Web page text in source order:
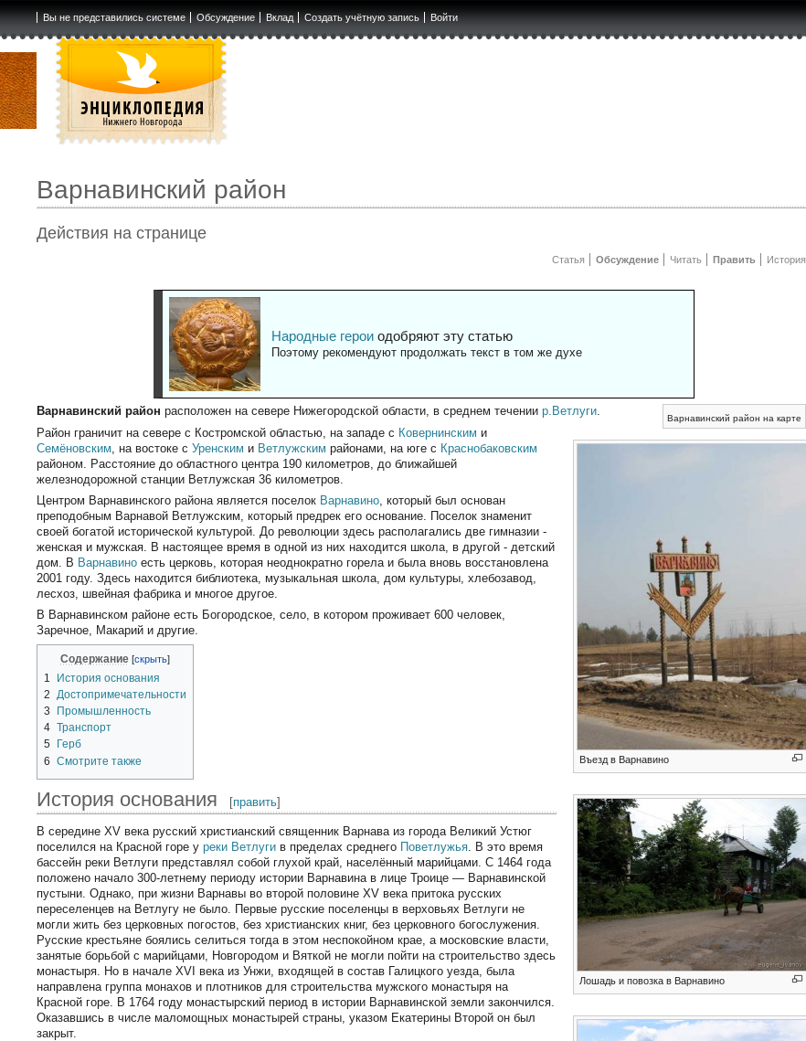
Вы не представились системе Обсуждение Вклад Создать учётную запись Войти
Варнавинский район
Действия на странице
Статья Обсуждение Читать Править История
Народные героиодобряют эту статью
Поэтому рекомендуют продолжать текст в том же духе
Варнавинский район на карте
Въезд в Варнавино
Лошадь и повозка в Варнавино
Варнавинский район расположен на севере Нижегородской области, в среднем течениир.Ветлуги.
Район граничит на севере с Костромской областью, на западе с Ковернинским и
Семёновским , на востоке сУренским и Ветлужским районами, на юге с Краснобаковским
районом. Расстояние до областного центра 190 километров, до ближайшей
железнодорожной станции Ветлужская 36 километров.
Центром Варнавинского района является поселок Варнавино, который был основан
преподобным Варнавой Ветлужским, который предрек его основание. Поселок знаменит
своей богатой исторической культурой. До революции здесь располагались две гимназии -
женская и мужская. В настоящее время в одной из них находится школа, в другой - детский
дом. В Варнавино есть церковь, которая неоднократно горела и была вновь восстановлена
2001 году. Здесь находится библиотека, музыкальная школа, дом культуры, хлебозавод,
лесхоз, швейная фабрика и многое другое.
В Варнавинском районе есть Богородское, село, в котором проживает 600 человек,
Заречное, Макарий и другие.
Содержание
1
История основания
2
Достопримечательности
3
Промышленность
4 Транспорт
5
Герб
6 Смотрите также
История основания [править]
В середине XV века русский христианский священник Варнава из города Великий Устюг
поселился на Красной горе уреки Ветлуги в пределах среднего Поветлужья . В это время
бассейн реки Ветлуги представлял собой глухой край, населённый марийцами. С 1464 года
положено начало 300-летнему периоду истории Варнавина в лице Троице — Варнавинской
пустыни. Однако, при жизни Варнавы во второй половине XV века притока русских
переселенцев на Ветлугу не было. Первые русские поселенцы в верховьях Ветлуги не
могли жить без церковных погостов, без христианских книг, без церковного богослужения.
Русские крестьяне боялись селиться тогда в этом неспокойном крае, а московские власти,
занятые борьбой с марийцами, Новгородом и Вяткой не могли пойти на строительство здесь
монастыря. Но в начале XVI века из Унжи, входящей в состав Галицкого уезда, была
направлена группа монахов и плотников для строительства мужского монастыря на
Красной горе. В 1764 году монастырский период в истории Варнавинской земли закончился.
Оказавшись в числе маломощных монастырей страны, указом Екатерины Второй он был
закрыт.